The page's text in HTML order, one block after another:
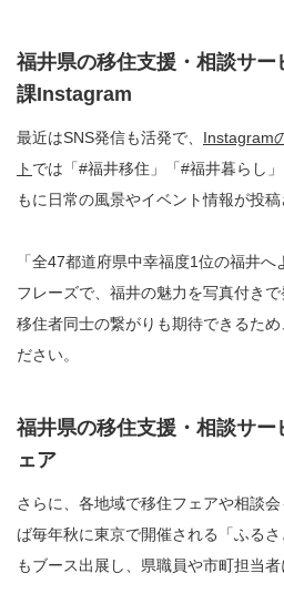
福井県の移住支援・相談サ
課Instagram
最近はSNS発信も活発で、 Instagram
ト では「#福井移住」「#福井暮らし
もに日常の風景やイベント情報が投稿
「全47都道府県中幸福度1位の福井
フレーズで、福井の魅力を写真付き
移住者同士の繋がりも期待できるた
ださい。
福井県の移住支援・相談サー
ェア
さらに、各地域で移住フェアや相談
ば毎年秋に東京で開催される「ふる
もブース出展し、県職員や市町担当者